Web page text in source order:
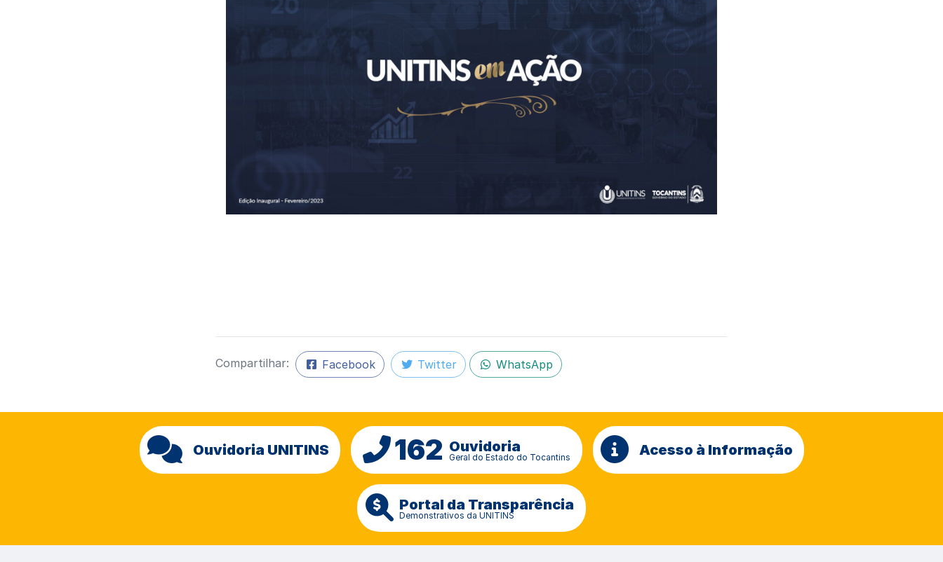
Compartilhar: Facebook Twitter WhatsApp
Ouvidoria UNITINS 162 Ouvidoria
Geral do Estado do Tocantins Acesso à Informação
Portal da Transparência
Demonstrativos da UNITINS